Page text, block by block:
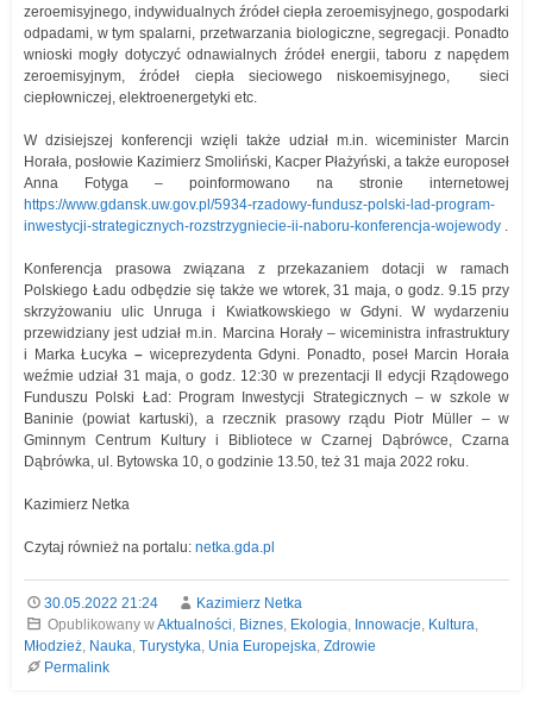
zeroemisyjnego, indywidualnych źródeł ciepła zeroemisyjnego, gospodarki
odpadami, w tym spalarni, przetwarzania biologiczne, segregacji. Ponadto
wnioski mogły dotyczyć odnawialnych źródeł energii, taboru z napędem
zeroemisyjnym, źródeł ciepła sieciowego niskoemisyjnego, sieci
ciepłowniczej, elektroenergetyki etc.
W dzisiejszej konferencji wzięli także udział m.in. wiceminister Marcin
Horała, posłowie Kazimierz Smoliński, Kacper Płażyński, a także europoseł
Anna Fotyga – poinformowano na stronie internetowej
https://www.gdansk.uw.gov.pl/5934-rzadowy-fundusz-polski-lad-program-
inwestycji-strategicznych-rozstrzygniecie-ii-naboru-konferencja-wojewody
Konferencja prasowa związana z przekazaniem dotacji w ramach
Polskiego Ładu odbędzie się także we wtorek, 31 maja, o godz. 9.15 przy
skrzyżowaniu ulic Unruga i Kwiatkowskiego w Gdyni. W wydarzeniu
przewidziany jest udział m.in. Marcina Horały – wiceministra infrastruktury
i Marka Łucyka – wiceprezydenta Gdyni. Ponadto, poseł Marcin Horała
weźmie udział 31 maja, o godz. 12:30 w prezentacji II edycji Rządowego
Funduszu Polski Ład: Program Inwestycji Strategicznych – w szkole w
Baninie (powiat kartuski), a rzecznik prasowy rządu Piotr Müller – w
Gminnym Centrum Kultury i Bibliotece w Czarnej Dąbrówce, Czarna
Dąbrówka, ul. Bytowska 10, o godzinie 13.50, też 31 maja 2022 roku.
Kazimierz Netka
Czytaj również na portalu: netka.gda.pl
30.05.2022 21:24
Kazimierz Netka
Opublikowany wAktualności Biznes, Ekologia Innowacje Kultura
Młodzież Nauka Turystyka Unia Europejska Zdrowie
Permalink